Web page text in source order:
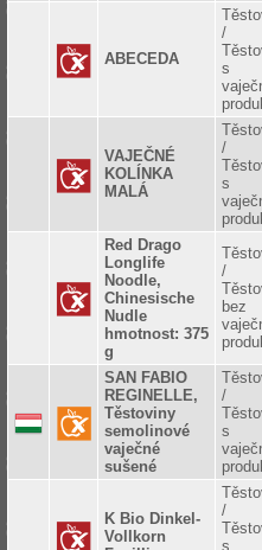
ABECEDA
/
s
VAJEČNÉ
KOLÍNKA
MALÁ
/
s
Red Drago
Longlife
Noodle,
Chinesische
Nudle
hmotnost: 375
g
/
bez
SAN FABIO
REGINELLE,
Těstoviny
semolinové
vaječné
sušené
/
s
K Bio Dinkel-
Vollkorn
/
s